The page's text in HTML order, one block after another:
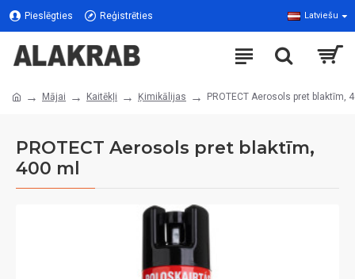
Pieslēgties Reģistrēties Latviešu
Mājai Kaitēkļi Ķimikālijas PROTECT Aerosols pret blaktīm,
PROTECT Aerosols pret blaktīm,
400 ml